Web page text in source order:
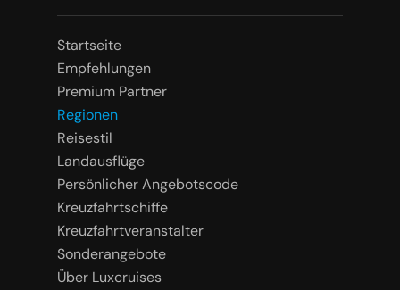
Startseite
Empfehlungen
Premium Partner
Regionen
Reisestil
Landausflüge
Persönlicher Angebotscode
Kreuzfahrtschiffe
Kreuzfahrtveranstalter
Sonderangebote
Über Luxcruises